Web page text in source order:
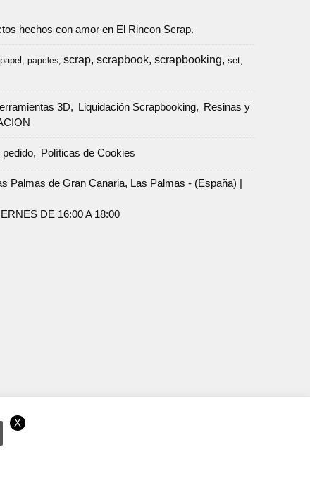
hechos con amor en El Rincon Scrap.
papel papeles scrap scrapbook scrapbooking set
3D Liquidación Scrapbooking
Resinas y
Políticas de Cookies
Palmas de Gran Canaria, Las Palmas - (España) |
DE 16:00 A 18:00
X